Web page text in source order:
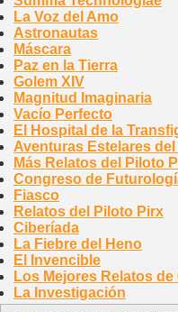
La Voz del Amo
Astronautas
Máscara
Paz en la Tierra
Golem XIV
Magnitud Imaginaria
Vacío Perfecto
El Hospital de la
Aventuras Estelares
Más Relatos del Piloto
Congreso de
Fiasco
Relatos del Piloto Pirx
Ciberíada
La Fiebre del Heno
El Invencible
Los Mejores Relatos
La Investigación